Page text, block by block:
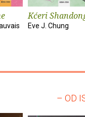
Kćeri
Eve J. Chung
– OD